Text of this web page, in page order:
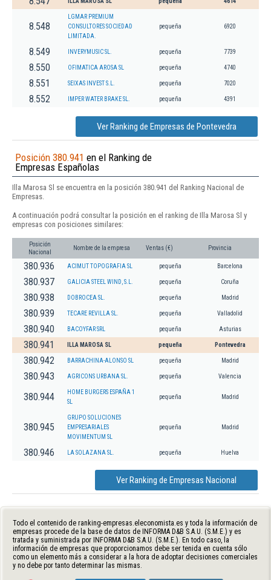
8.548
LGMAR PREMIUM
CONSULTORES SOCIEDAD
LIMITADA.
pequeña 6920
8.549 INVERYMUSIC SL. pequeña 7739
8.550 OFIMATICA AROSA SL pequeña 4740
8.551 SEIXAS INVEST S.L. pequeña 7020
8.552 IMPER WATER BRAKE SL. pequeña 4391
Ver Ranking de Empresas de Pontevedra
Posición 380.941 en el Ranking de
Empresas Españolas
Illa Marosa Sl se encuentra en la posición 380.941 del Ranking Nacional de
Empresas.
A continuación podrá consultar la posición en el ranking de Illa Marosa Sl y
empresas con posiciones similares:
Posición
Nacional
Nombre de la empresa Ventas (€) Provincia
380.936 ACIMUT TOPOGRAFIA SL pequeña Barcelona
380.937 GALICIA STEEL WIND, S.L. pequeña Coruña
380.938 DOBROCEA SL. pequeña Madrid
380.939 TECARE REVILLA SL. pequeña Valladolid
380.940 BACOYFAR SRL pequeña Asturias
380.941 ILLA MAROSA SL pequeña Pontevedra
380.942 BARRACHINA-ALONSO SL pequeña Madrid
380.943 AGRICONS URBANA SL. pequeña Valencia
380.944
HOME BURGERS ESPAÑA 1
SL
pequeña Madrid
380.945
GRUPO SOLUCIONES
EMPRESARIALES
MOVIMENTUM SL
pequeña Madrid
380.946 LA SOLAZANA SL. pequeña Huelva
Ver Ranking de Empresas Nacional
Todo el contenido de ranking-empresas.eleconomista.es y toda la información de
empresas procede de la base de datos de INFORMA D&B S.A.U. (S.M.E.) y es
tratada y suministrada por INFORMA D&B S.A.U. (S.M.E.). En todo caso, la
información de empresas que proporcionamos debe ser tenida en cuenta sólo
como un elemento más a considerar a la hora de adoptar decisiones comerciales
y no debe por tanto determinar las mismas.